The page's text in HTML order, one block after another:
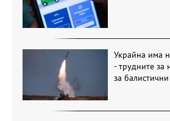
Украйна има
- трудните за
за